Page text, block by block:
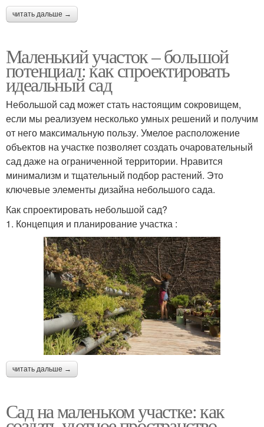
читать дальше →
Маленький участок – большой
потенциал: как спроектировать
идеальный сад
Небольшой сад может стать настоящим сокровищем,
если мы реализуем несколько умных решений и получим
от него максимальную пользу. Умелое расположение
объектов на участке позволяет создать очаровательный
сад даже на ограниченной территории. Нравится
минимализм и тщательный подбор растений. Это
ключевые элементы дизайна небольшого сада.
Как спроектировать небольшой сад?
1. Концепция и планирование участка :
читать дальше →
Сад на маленьком участке: как